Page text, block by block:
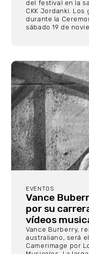
del festival en la
CKK Jordanki.
durante la
sábado 19 de
EVENTOS
Vance
por su
vídeos
Vance Burberry,
australiano, será
Camerimage por